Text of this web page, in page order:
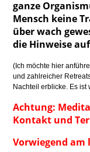
ganze
Mensch keine
über wach
die Hinweise
(Ich möchte hier
und zahlreicher
Nachteil erblicke. Es ist
Achtung:
Kontakt und
Vorwiegend